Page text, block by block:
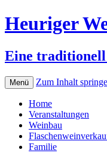
Heuriger
Eine traditionell
Menü Zum Inhalt
Home
Veranstaltungen
Weinbau
Familie